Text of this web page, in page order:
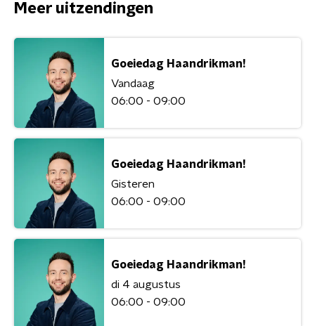
Meer uitzendingen
Goeiedag Haandrikman!
Vandaag
06:00 - 09:00
Goeiedag Haandrikman!
Gisteren
06:00 - 09:00
Goeiedag Haandrikman!
di 4 augustus
06:00 - 09:00